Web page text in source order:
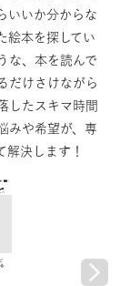
いいか分からな
絵本を探してい
な、本を読んで
だけさけながら
したスキマ時間
みや希望が、専
解決します！